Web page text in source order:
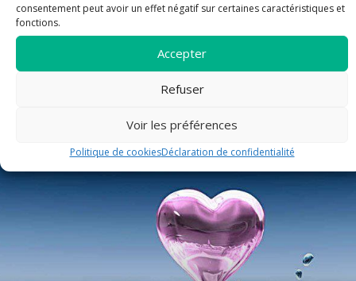
consentement peut avoir un effet négatif sur certaines caractéristiques et
fonctions.
Accepter
Refuser
Voir les préférences
Politique de cookiesDéclaration de confidentialité
FETE DE SAINT LAURENT